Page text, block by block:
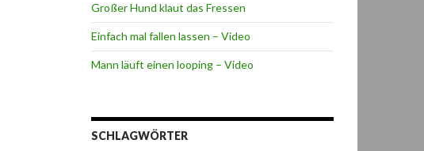
Großer Hund klaut das Fressen
Einfach mal fallen lassen – Video
Mann läuft einen looping – Video
SCHLAGWÖRTER